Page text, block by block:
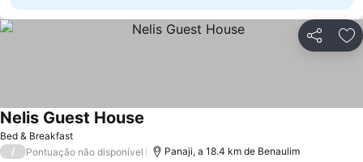
Partilhar
Bed & Breakfast
Nelis Guest House
/ Pontuação não disponível Panaji, a 18.4 km de Benaulim